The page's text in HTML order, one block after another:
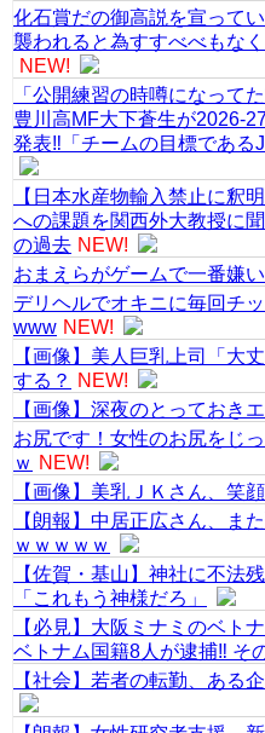
化石賞だの御高説を宣って
襲われると為すすべべもな
NEW!
「公開練習の時噂になって
豊川高MF大下蒼生が2026-
発表‼「チームの目標である
【日本水産物輸入禁止に釈
への課題を関西外大教授に
の過去 NEW!
おまえらがゲームで一番嫌
デリヘルでオキニに毎回チ
www NEW!
【画像】美人巨乳上司「大
する？
NEW!
【画像】深夜のとっておき
お尻です！女性のお尻をじ
ｗ
NEW!
【画像】美乳ＪＫさん、笑
【朗報】中居正広さん、ま
ｗｗｗｗｗ
【佐賀・基山】神社に不法
「これもう神様だろ」
【必見】大阪ミナミのベト
ベトナム国籍8人が逮捕‼ そ
【社会】若者の転勤、ある